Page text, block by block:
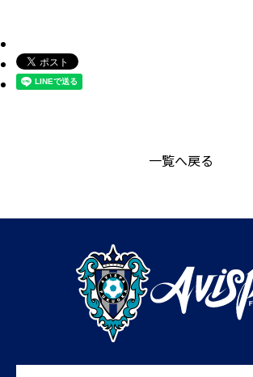
一覧へ戻る